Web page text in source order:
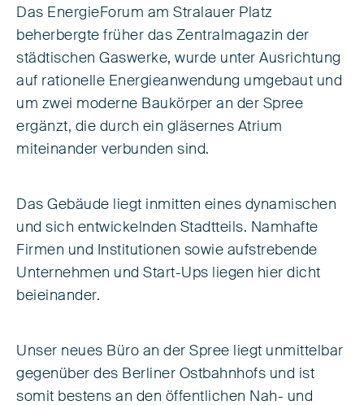
Das EnergieForum am Stralauer Platz
beherbergte früher das Zentralmagazin der
städtischen Gaswerke, wurde unter Ausrichtung
auf rationelle Energieanwendung umgebaut und
um zwei moderne Baukörper an der Spree
ergänzt, die durch ein gläsernes Atrium
miteinander verbunden sind.
Das Gebäude liegt inmitten eines dynamischen
und sich entwickelnden Stadtteils. Namhafte
Firmen und Institutionen sowie aufstrebende
Unternehmen und Start-Ups liegen hier dicht
beieinander.
Unser neues Büro an der Spree liegt unmittelbar
gegenüber des Berliner Ostbahnhofs und ist
somit bestens an den öffentlichen Nah- und